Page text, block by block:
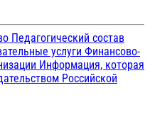
Педагогический состав
услуги Финансово-
Информация, которая
Российской